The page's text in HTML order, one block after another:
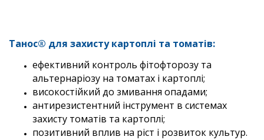
Танос® для захисту картоплі та томатів:
ефективний контроль фітофторозу та
альтернаріозу на томатах і картоплі;
високостійкий до змивання опадами;
антирезистентний інструмент в системах
захисту томатів та картоплі;
позитивний вплив на ріст і розвиток культур.